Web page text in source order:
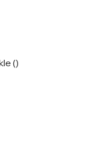
()